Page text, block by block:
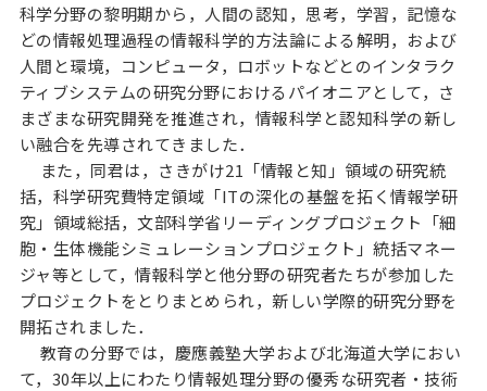
科学分野の黎明期から，人間の認知，思考，学習，記憶な
どの情報処理過程の情報科学的方法論による解明，および
人間と環境，コンピュータ，ロボットなどとのインタラク
ティブシステムの研究分野におけるパイオニアとして，さ
まざまな研究開発を推進され，情報科学と認知科学の新し
い融合を先導されてきました．
また，同君は，さきがけ21「情報と知」領域の研究統
括，科学研究費特定領域「ITの深化の基盤を拓く情報学研
究」領域総括，文部科学省リーディングプロジェクト「細
胞・生体機能シミュレーションプロジェクト」統括マネー
ジャ等として，情報科学と他分野の研究者たちが参加した
プロジェクトをとりまとめられ，新しい学際的研究分野を
開拓されました．
教育の分野では，慶應義塾大学および北海道大学におい
て，30年以上にわたり情報処理分野の優秀な研究者・技術